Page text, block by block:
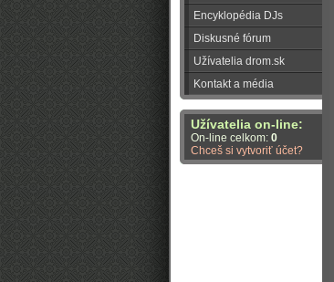
Encyklopédia DJs
Diskusné fórum
Užívatelia drom.sk
Kontakt a média
Užívatelia on-line:
On-line celkom: 0
Chceš si vytvoriť účet?